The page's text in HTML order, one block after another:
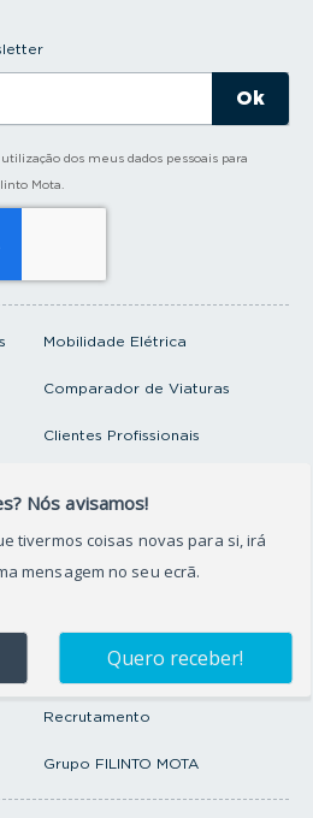
Mobilidade Elétrica
Comparador de Viaturas
Clientes Profissionais
Seguros Protector
Artigos e Notícias
Recrutamento
Grupo FILINTO MOTA
dos meus dados pessoais para
Mota.